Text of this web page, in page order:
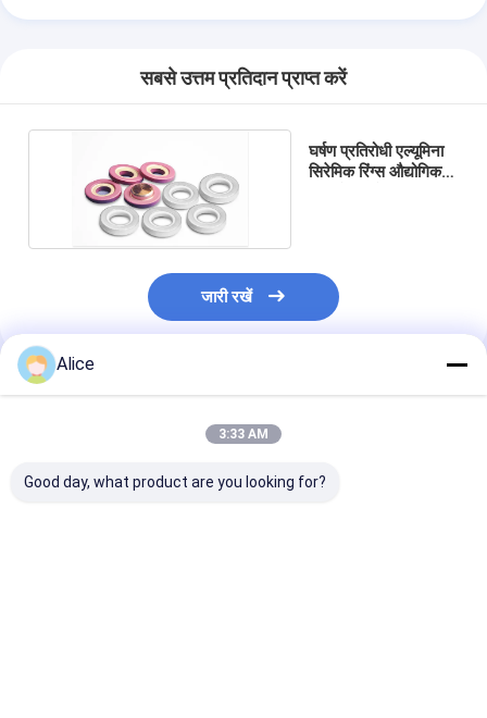
सबसे उत्तम प्रतिदान प्राप्त करें
घर्षण प्रतिरोधी एल्यूमिना
सिरेमिक रिंग्स औद्योगिक
जारी रखें
अनुशंसित उत्पाद
Alice
3:33 AM
Good day, what product are you looking for?